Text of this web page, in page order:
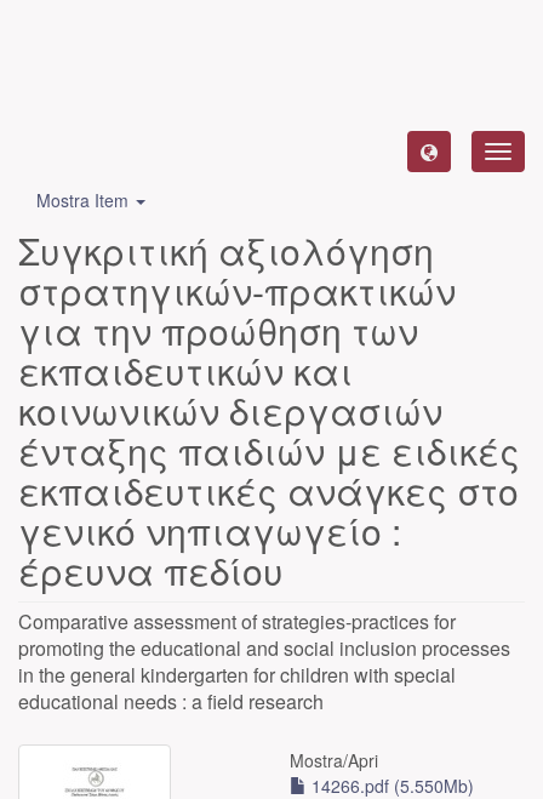
Mostra Item
Συγκριτική αξιολόγηση
στρατηγικών-πρακτικών
για την προώθηση των
εκπαιδευτικών και
κοινωνικών διεργασιών
ένταξης παιδιών με ειδικές
εκπαιδευτικές ανάγκες στο
γενικό νηπιαγωγείο :
έρευνα πεδίου
Comparative assessment of strategies-practices for
promoting the educational and social inclusion processes
in the general kindergarten for children with special
educational needs : a field research
Mostra/Apri
14266.pdf (5.550Mb)